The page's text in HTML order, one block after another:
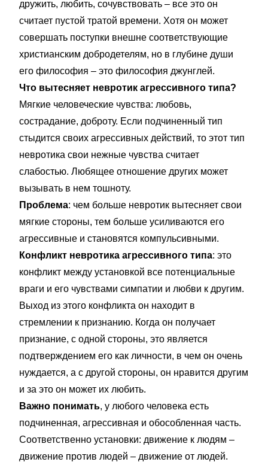
дружить, любить, сочувствовать – все это он
считает пустой тратой времени. Хотя он может
совершать поступки внешне соответствующие
христианским добродетелям, но в глубине души
его философия – это философия джунглей.
Что вытесняет невротик агрессивного типа?
Мягкие человеческие чувства: любовь,
сострадание, доброту. Если подчиненный тип
стыдится своих агрессивных действий, то этот тип
невротика свои нежные чувства считает
слабостью. Любящее отношение других может
вызывать в нем тошноту.
Проблема: чем больше невротик вытесняет свои
мягкие стороны, тем больше усиливаются его
агрессивные и становятся компульсивными.
Конфликт невротика агрессивного типа: это
конфликт между установкой все потенциальные
враги и его чувствами симпатии и любви к другим.
Выход из этого конфликта он находит в
стремлении к признанию. Когда он получает
признание, с одной стороны, это является
подтверждением его как личности, в чем он очень
нуждается, а с другой стороны, он нравится другим
и за это он может их любить.
Важно понимать, у любого человека есть
подчиненная, агрессивная и обособленная часть.
Соответственно установки: движение к людям –
движение против людей – движение от людей.